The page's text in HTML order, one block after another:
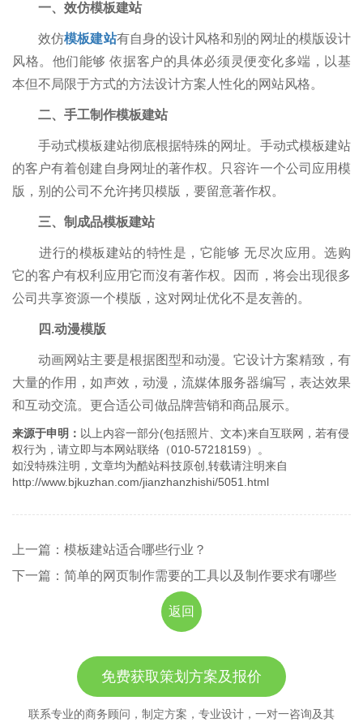
一、效仿模板建站
效仿模板建站有自身的设计风格和别的网址的模版设计
风格。他们能够 依据客户的具体必须灵便变化多端，以基
本但不局限于方式的方法设计方案人性化的网站风格。
二、手工制作模板建站
手动式模板建站彻底根据特殊的网址。手动式模板建站
的客户有着创建自身网址的著作权。只容许一个公司应用模
版，别的公司不允许拷贝模版，要留意著作权。
三、制成品模板建站
进行的模板建站的特性是，它能够 无尽次应用。选购
它的客户有权利应用它而沒有著作权。因而，将会出现很多
公司共享资源一个模版，这对网址优化不是友善的。
四.动漫模版
动画网站主要是根据图型和动漫。它设计方案精致，有
大量的作用，如声效，动漫，流媒体服务器编写，表达效果
和互动交流。更合适公司做品牌营销和商品展示。
来源于申明： 以上内容一部分(包括照片、文本)来自互联网，若有侵
权行为，请立即与本网站联络（010-57218159）。
如没特殊注明，文章均为酷站科技原创,转载请注明来自
http://www.bjkuzhan.com/jianzhanzhishi/5051.html
上一篇：模板建站适合哪些行业？
下一篇：简单的网页制作需要的工具以及制作要求有哪些
返回
免费获取策划方案及报价
联系专业的商务顾问，制定方案，专业设计，一对一咨询及其